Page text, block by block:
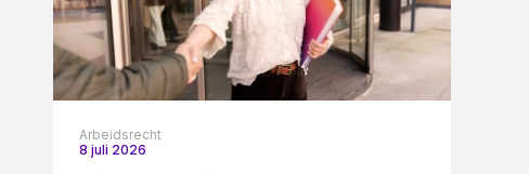
Arbeidsrecht
8 juli 2026